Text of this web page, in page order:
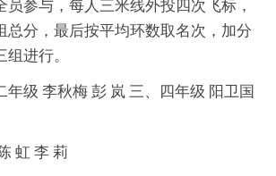
员参与，每人三米线外投四次飞标，
总分，最后按平均环数取名次，加分
进行。
年级 李秋梅 彭 岚 三、四年级 阳卫国
虹 李 莉